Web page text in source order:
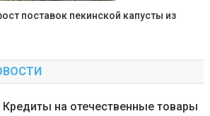
поставок пекинской капусты из
Кредиты на отечественные товары